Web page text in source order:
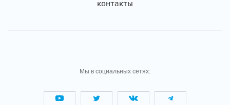
контакты
Мы в социальных сетях: